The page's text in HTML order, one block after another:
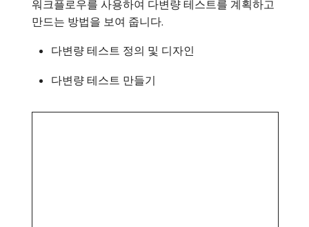
워크플로우를 사용하여 다변량 테스트를 계획하고
만드는 방법을 보여 줍니다.
다변량 테스트 정의 및 디자인
다변량 테스트 만들기